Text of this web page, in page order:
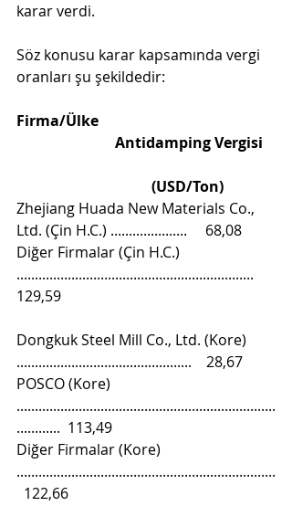
karar verdi.
Söz konusu karar kapsamında vergi
oranları şu şekildedir:
Firma/Ülke
                           Antidamping Vergisi
                                     (USD/Ton)
Zhejiang Huada New Materials Co.,
Ltd. (Çin H.C.) .....................     68,08
Diğer Firmalar (Çin H.C.)
.................................................................
129,59
Dongkuk Steel Mill Co., Ltd. (Kore)
................................................    28,67
POSCO (Kore)
.......................................................................
............  113,49
Diğer Firmalar (Kore)
.......................................................................
  122,66